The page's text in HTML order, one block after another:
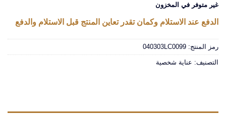
غير متوفر في المخزون
الدفع عند الاستلام وكمان تقدر تعاين المنتج قبل الاستلام والدفع
رمز المنتج: 040303LC0099
التصنيف: عناية شخصية